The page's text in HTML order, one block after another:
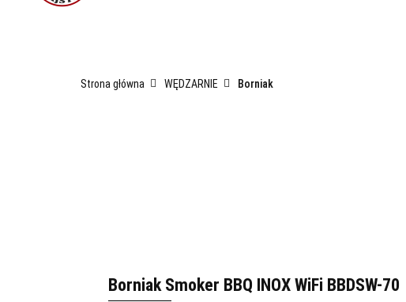
Strona główna WĘDZARNIE Borniak
Borniak Smoker BBQ INOX WiFi BBDSW-70